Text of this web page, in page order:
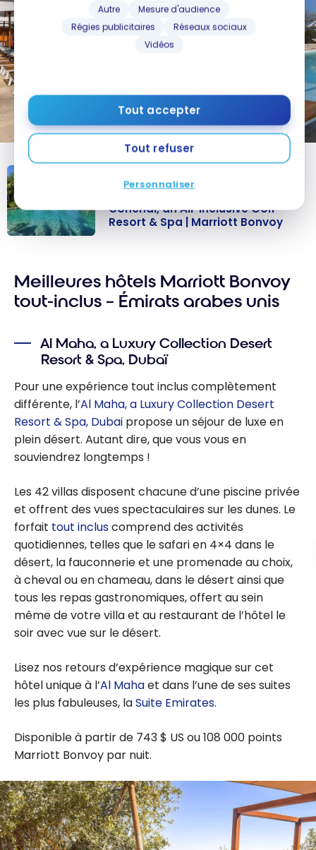
Autre
Mesure d'audience
Régies publicitaires
Réseaux sociaux
Vidéos
Tout accepter
Tout refuser
Personnaliser
Conchal, an All-
Inclusive Golf
Bonvoy
HÔTELS
Conchal, an All-Inclusive Golf
Resort & Spa | Marriott Bonvoy
Meilleures hôtels Marriott Bonvoy
tout-inclus – Émirats arabes unis
Al Maha, a Luxury Collection Desert
Resort & Spa, Dubaï
Pour une expérience tout inclus complètement
différente, l’Al Maha, a Luxury Collection Desert
Resort & Spa, Dubai propose un séjour de luxe en
plein désert. Autant dire, que vous vous en
souviendrez longtemps !
Les 42 villas disposent chacune d’une piscine privée
et offrent des vues spectaculaires sur les dunes. Le
forfait tout incluscomprend des activités
quotidiennes, telles que le safari en 4×4 dans le
désert, la fauconnerie et une promenade au choix,
à cheval ou en chameau, dans le désert ainsi que
tous les repas gastronomiques, offert au sein
même de votre villa et au restaurant de l’hôtel le
soir avec vue sur le désert.
Lisez nos retours d’expérience magique sur cet
hôtel unique à l’Al Mahaet dans l’une de ses suites
les plus fabuleuses, laSuite Emirates.
Disponible à partir de 743 $ US ou 108 000 points
Marriott Bonvoy par nuit.